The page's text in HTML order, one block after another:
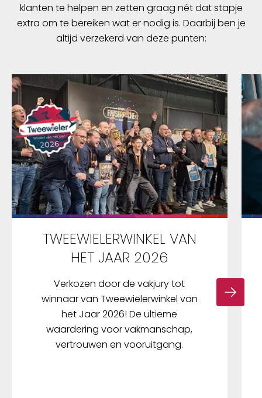
klanten te helpen en zetten graag nét dat stapje
extra om te bereiken wat er nodig is. Daarbij ben je
altijd verzekerd van deze punten:
TWEEWIELERWINKEL VAN
HET JAAR 2026
Verkozen door de vakjury tot
winnaar van Tweewielerwinkel van
het Jaar 2026! De ultieme
waardering voor vakmanschap,
vertrouwen en vooruitgang.